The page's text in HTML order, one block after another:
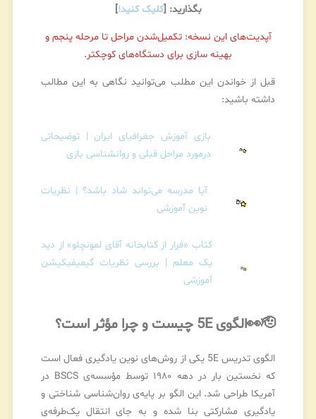
بگذارید: [کلیک کنید!]
آپدیت‌های این نسخه: تکمیل‌شدن مراحل تا مرحله پنجم و
بهینه سازی برای دستگاه‌های کوچکتر.
قبل از خواندن این مطلب می‌توانید نگاهی به این مطالب
داشته باشید:
بازی آموزش جغرافیای ایران | توضیحاتی
درمورد مراحل قبلی و روانشناسی بازی
آیا مدرسه می‌تواند شاد باشد؟ | نظریات
نوین آموزشی
کتاب «فرار از کتابخانه آقای لمونچلو» از دید
یک معلم | بررسی نظریات گیمیفیکیشن
آموزشی
🫡👀 الگوی 5E چیست و چرا مؤثر است؟
الگوی تدریس 5E یکی از روش‌های نوین یادگیری فعال است
که نخستین بار در دهه ۱۹۸۰ توسط مؤسسه‌ی BSCS در
آمریکا طراحی شد. این الگو بر پایه‌ی روان‌شناسی شناختی و
یادگیری مشارکتی بنا شده و به جای انتقال یک‌طرفه‌ی